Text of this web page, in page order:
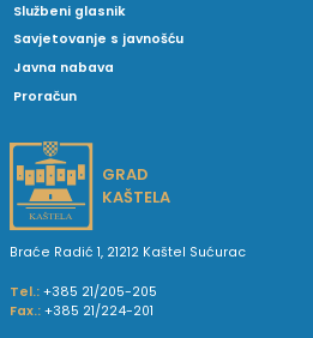
Službeni glasnik
Savjetovanje s javnošću
Javna nabava
Proračun
GRAD
KAŠTELA
Braće Radić 1, 21212 Kaštel Sućurac
Tel.: +385 21/205-205
Fax.: +385 21/224-201